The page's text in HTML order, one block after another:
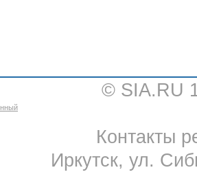
© SIA.RU
Контакты
Иркутск, ул.